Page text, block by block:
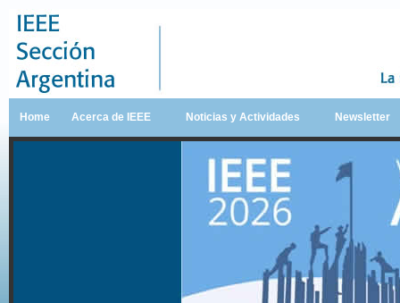
Home Acerca de IEEE Noticias y Actividades Newsletter